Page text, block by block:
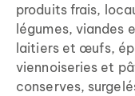
produits frais,
légumes, viandes
laitiers et œufs,
viennoiseries et
conserves,